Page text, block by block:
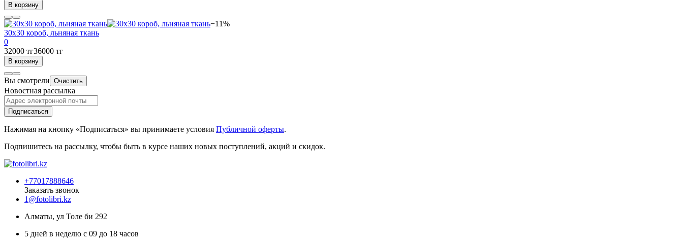
В корзину
−11%
30х30 короб, льняная ткань
0
32000 тг36000 тг
В корзину
Вы смотрели Очистить
Новостная рассылка
Подписаться
Нажимая на кнопку «Подписаться» вы принимаете условия Публичной оферты.
Подпишитесь на рассылку, чтобы быть в курсе наших новых поступлений, акций и скидок.
+77017888646
Заказать звонок
1@fotolibri.kz
Алматы, ул Толе би 292
5 дней в неделю с 09 до 18 часов